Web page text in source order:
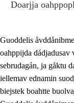
Doarjja
Guoddelis
oahppijda dádjadusav
sebrudagán, ja gåktu
iellemav ednamin
biejstek boahtte